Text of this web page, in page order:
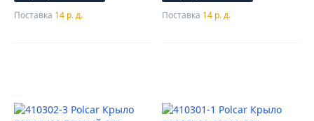
Поставка 14 р. д. Поставка 14 р. д.